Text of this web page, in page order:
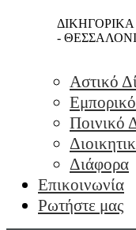
-
Αστικό
Ποινικό
Διάφορα
Επικοινωνία
Ρωτήστε μας